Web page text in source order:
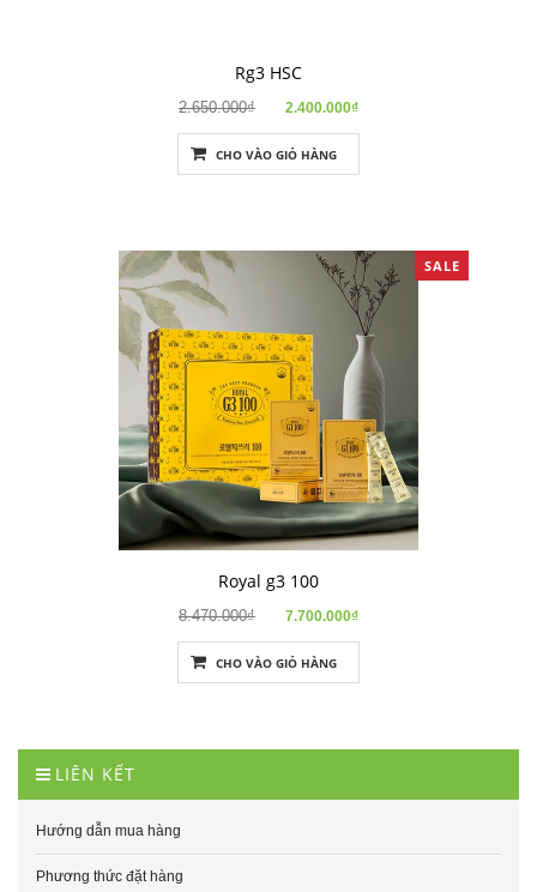
Rg3 HSC
2.650.000₫ 2.400.000₫
CHO VÀO GIỎ HÀNG
SALE
Royal g3 100
8.470.000₫ 7.700.000₫
CHO VÀO GIỎ HÀNG
LIÊN KẾT
Hướng dẫn mua hàng
Phương thức đặt hàng